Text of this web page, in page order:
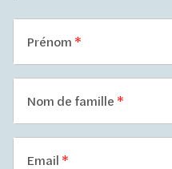
Prénom
Nom de famille
Email